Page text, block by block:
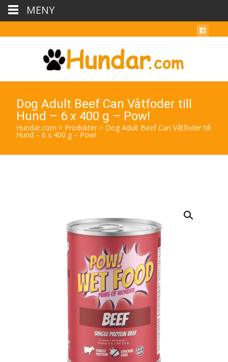
Dog Adult Beef Can Våtfoder till
Hund – 6 x 400 g – Pow!
Hundar.com > Produkter > Dog Adult Beef Can Våtfoder till
Hund – 6 x 400 g – Pow!
MENY